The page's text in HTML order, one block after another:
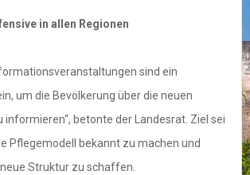
in allen Regionen
sind ein
um die Bevölkerung über die neuen
informieren“, betonte der Landesrat. Ziel sei
Pflegemodell bekannt zu machen und
Struktur zu schaffen.